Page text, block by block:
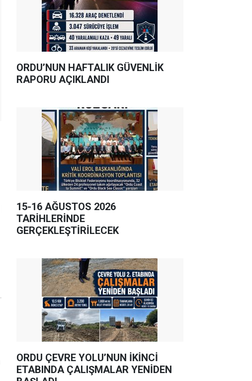
ORDU’NUN HAFTALIK GÜVENLİK
RAPORU AÇIKLANDI
15-16 AĞUSTOS 2026
TARİHLERİNDE
GERÇEKLEŞTİRİLECEK
ORDU ÇEVRE YOLU’NUN İKİNCİ
ETABINDA ÇALIŞMALAR YENİDEN